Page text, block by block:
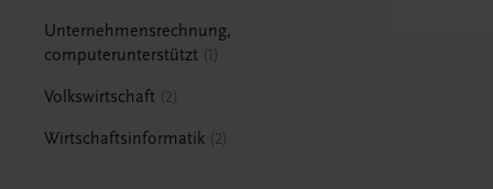
Unternehmensrechnung,
computerunterstützt 1
Volkswirtschaft 2
Wirtschaftsinformatik 2